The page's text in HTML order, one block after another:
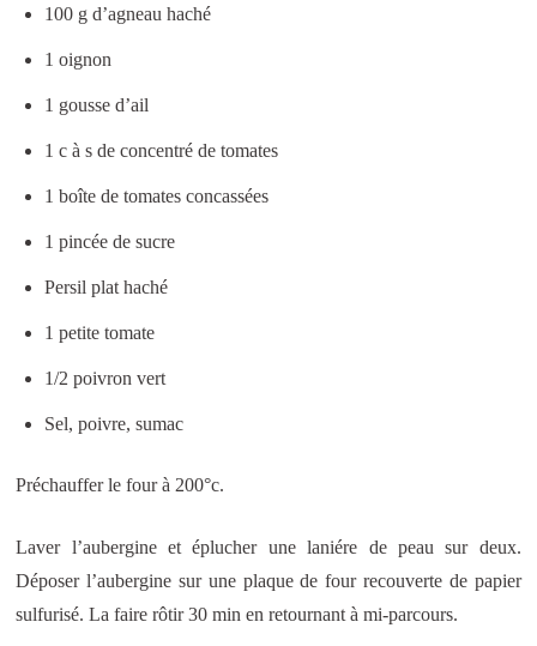
100 g d’agneau haché
1 oignon
1 gousse d’ail
1 c à s de concentré de tomates
1 boîte de tomates concassées
1 pincée de sucre
Persil plat haché
1 petite tomate
1/2 poivron vert
Sel, poivre, sumac
Préchauffer le four à 200°c.
Laver l’aubergine et éplucher une laniére de peau sur deux.
Déposer l’aubergine sur une plaque de four recouverte de papier
sulfurisé. La faire rôtir 30 min en retournant à mi-parcours.